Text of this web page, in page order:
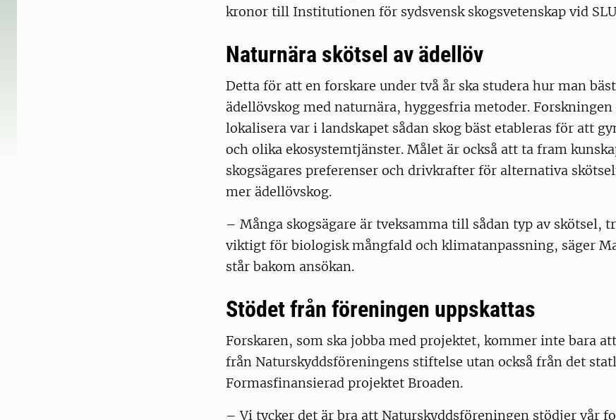
kronor till Institutionen för sydsvensk skogsvetenskap vid
Naturnära skötsel av ädellöv
Detta för att en forskare under två år ska studera hur man
ädellövskog med naturnära, hyggesfria metoder.
lokalisera var i landskapet sådan skog bäst etableras för att
och olika ekosystemtjänster. Målet är också att ta fram
skogsägares preferenser och drivkrafter för alternativa
mer ädellövskog.
– Många skogsägare är tveksamma till sådan typ av skötsel,
viktigt för biologisk mångfald och klimatanpassning, säger
står bakom ansökan.
Stödet från föreningen uppskattas
Forskaren, som ska jobba med projektet, kommer inte bara
från Naturskyddsföreningens stiftelse utan också från det
Formasfinansierad projektet Broaden.
– Vi tycker det är bra att Naturskyddsföreningen stödjer vår